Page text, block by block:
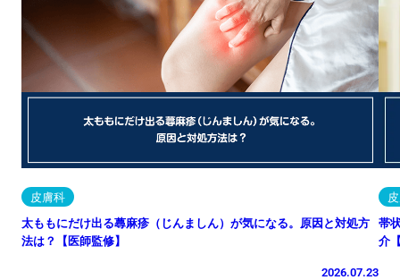
皮膚科
太ももにだけ出る蕁麻疹（じんましん）が気になる。原因と対処方
法は？【医師監修】
2026.07.23
帯
介